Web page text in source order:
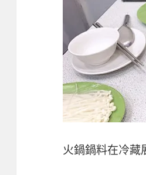
火鍋鍋料在冷藏